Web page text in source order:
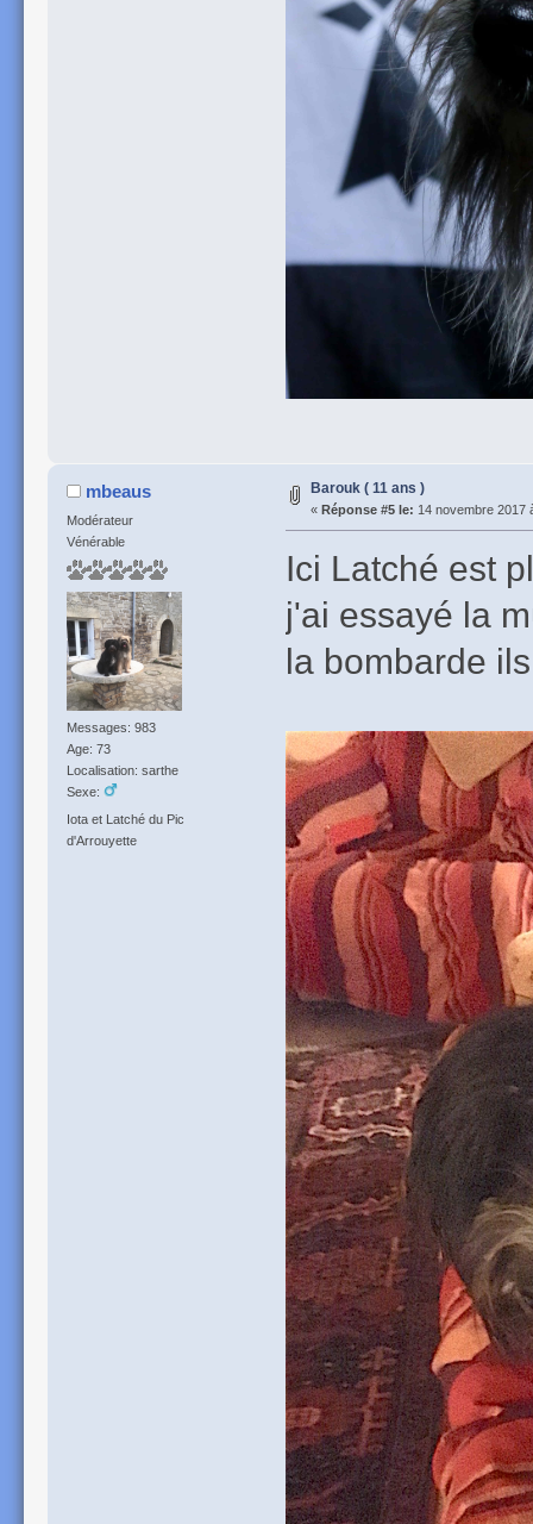
mbeaus
Modérateur
Vénérable
Messages: 983
Age: 73
Localisation: sarthe
Sexe:
Iota et Latché du Pic
d'Arrouyette
Barouk ( 11 ans )
« Réponse #5 le: 14 novembre 2017
Ici Latché est
j'ai essayé la
la bombarde